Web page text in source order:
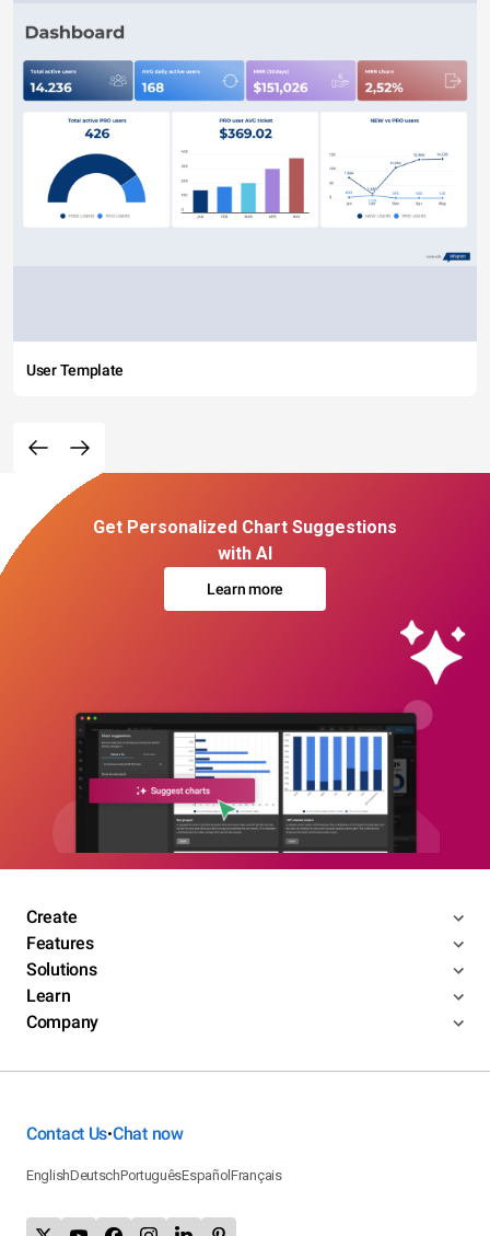
User Template
Get Personalized Chart Suggestions
with AI
Learn more
Create
Features
Solutions
Learn
Company
Contact Us•Chat now
EnglishDeutschPortuguêsEspañolFrançais